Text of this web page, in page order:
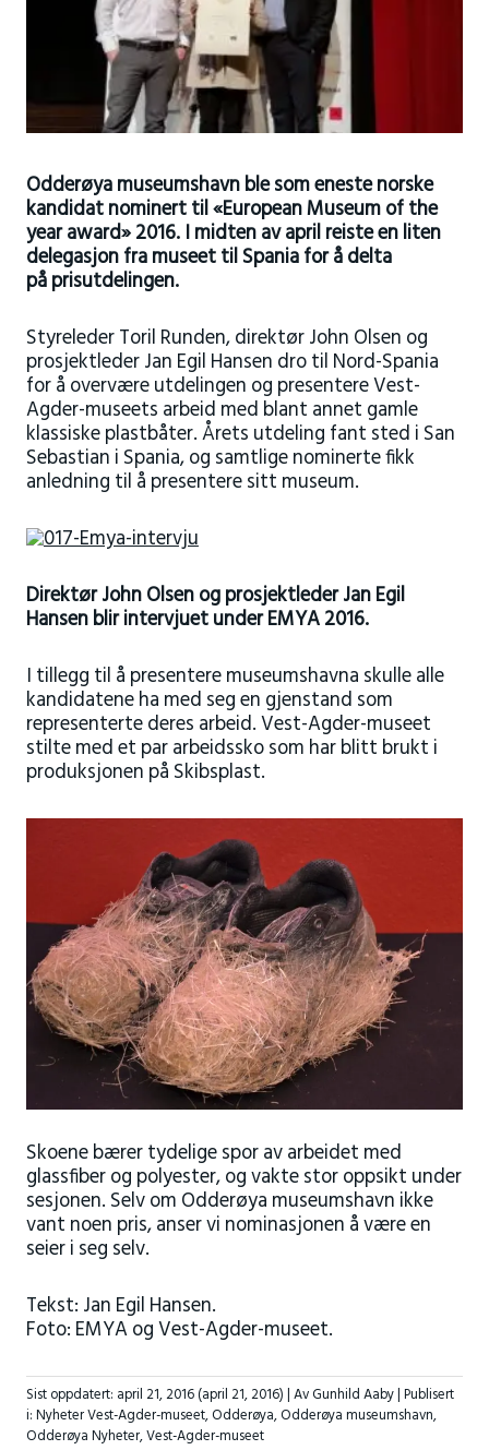
Odderøya museumshavn ble som eneste norske
kandidat nominert til «European Museum of the
year award» 2016. I midten av april reiste en liten
delegasjon fra museet til Spania for å delta
på prisutdelingen.
Styreleder Toril Runden, direktør John Olsen og
prosjektleder Jan Egil Hansen dro til Nord-Spania
for å overvære utdelingen og presentere Vest-
Agder-museets arbeid med blant annet gamle
klassiske plastbåter. Årets utdeling fant sted i San
Sebastian i Spania, og samtlige nominerte fikk
anledning til å presentere sitt museum.
Direktør John Olsen og prosjektleder Jan Egil
Hansen blir intervjuet under EMYA 2016.
I tillegg til å presentere museumshavna skulle alle
kandidatene ha med seg en gjenstand som
representerte deres arbeid. Vest-Agder-museet
stilte med et par arbeidssko som har blitt brukt i
produksjonen på Skibsplast.
Skoene bærer tydelige spor av arbeidet med
glassfiber og polyester, og vakte stor oppsikt under
sesjonen. Selv om Odderøya museumshavn ikke
vant noen pris, anser vi nominasjonen å være en
seier i seg selv.
Tekst: Jan Egil Hansen.
Foto: EMYA og Vest-Agder-museet.
Sist oppdatert: april 21, 2016(april 21, 2016)| Av Gunhild Aaby |Publisert
i:Nyheter Vest-Agder-museet,Odderøya,Odderøya museumshavn,
Odderøya Nyheter,Vest-Agder-museet